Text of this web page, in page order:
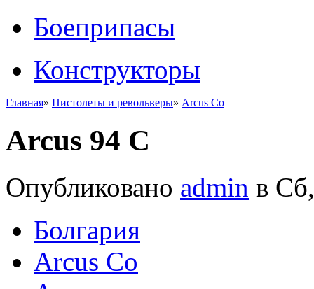
Боеприпасы
Конструкторы
Главная» Пистолеты и револьверы» Arcus Co
Arcus 94 С
Опубликовано admin в
Болгария
Arcus Co